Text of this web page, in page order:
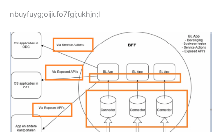
nbuyfuyg;oijiufo7fgi;ukhjn;l